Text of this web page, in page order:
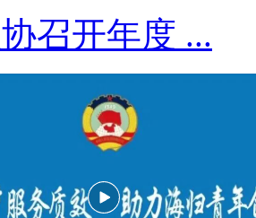
召开年度 ...